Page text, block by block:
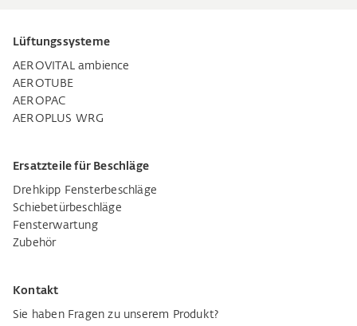
Lüftungssysteme
AEROVITAL ambience
AEROTUBE
AEROPAC
AEROPLUS WRG
Ersatzteile für Beschläge
Drehkipp Fensterbeschläge
Schiebetürbeschläge
Fensterwartung
Zubehör
Kontakt
Sie haben Fragen zu unserem Produkt?